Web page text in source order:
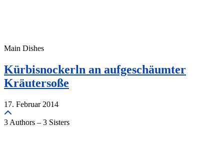
Main Dishes
Kürbisnockerln an aufgeschäumter
Kräutersoße
17. Februar 2014
3 Authors – 3 Sisters